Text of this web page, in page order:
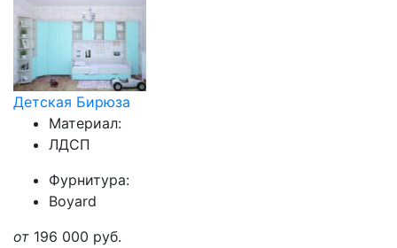
Детская Бирюза
Материал:
ЛДСП
Фурнитура:
Boyard
от 196 000 руб.